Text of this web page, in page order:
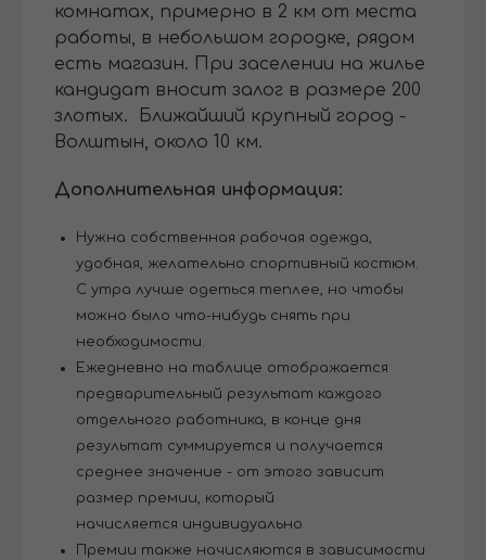
комнатах, примерно в 2 км от места
работы, в небольшом городке, рядом
есть магазин. При заселении на жилье
кандидат вносит залог в размере 200
злотых. Ближайший крупный город -
Волштын, около 10 км.
Дополнительная информация:
Нужна собственная рабочая одежда,
удобная, желательно спортивный костюм.
С утра лучше одеться теплее, но чтобы
можно было что-нибудь снять при
необходимости.
Ежедневно на таблице отображается
предварительный результат каждого
отдельного работника, в конце дня
результат суммируется и получается
среднее значение - от этого зависит
размер премии, который
начисляется индивидуально.
Премии также начисляются в зависимости